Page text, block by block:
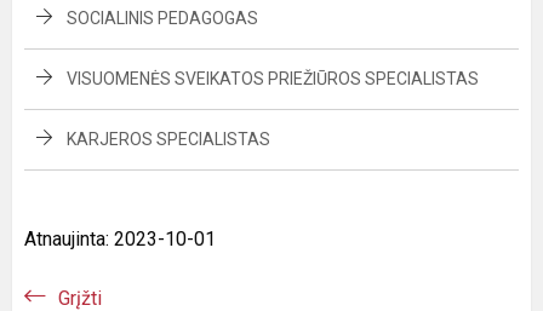
SOCIALINIS PEDAGOGAS
VISUOMENĖS SVEIKATOS PRIEŽIŪROS SPECIALISTAS
KARJEROS SPECIALISTAS
Atnaujinta: 2023-10-01
Grįžti